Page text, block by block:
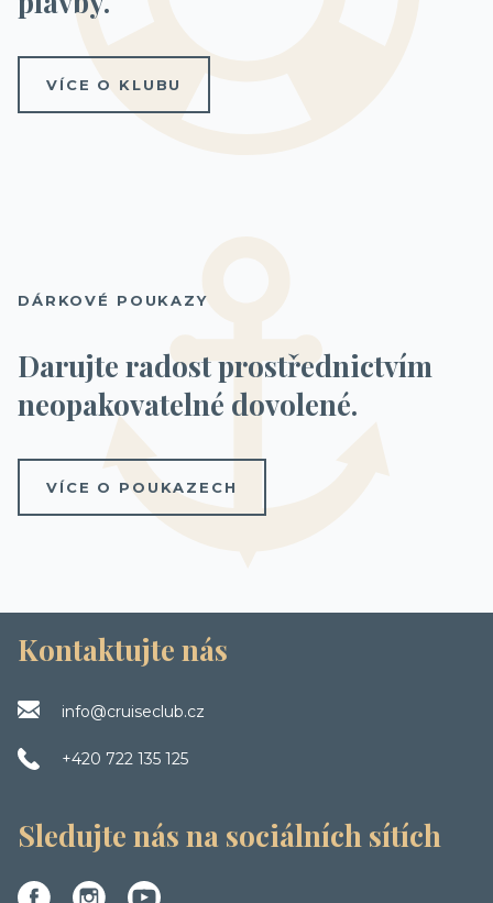
VÍCE O KLUBU
DÁRKOVÉ POUKAZY
Darujte radost prostřednictvím
neopakovatelné dovolené.
VÍCE O POUKAZECH
Kontaktujte nás
info@cruiseclub.cz
+420 722 135 125
Sledujte nás na sociálních sítích